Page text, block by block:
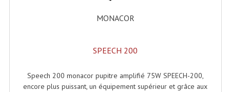
Lumières Noire
Petit Effets Lumineux
MONACOR
SPEECH 200
Speech 200 monacor pupitre amplifié 75W SPEECH-200,
encore plus puissant, un équipement supérieur et grâce aux